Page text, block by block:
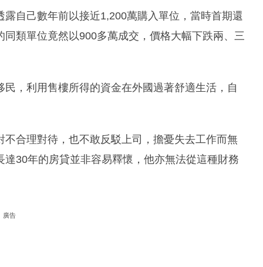
自己數年前以接近1,200萬購入單位，當時首期還
類單位竟然以900多萬成交，價格大幅下跌兩、三
，利用售樓所得的資金在外國過著舒適生活，自
合理對待，也不敢反駁上司，擔憂失去工作而無
30年的房貸並非容易釋懷，他亦無法從這種財務
廣告